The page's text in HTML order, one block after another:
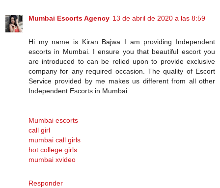
Mumbai Escorts Agency 13 de abril de 2020 a las 8:59
Hi my name is Kiran Bajwa I am providing Independent
escorts in Mumbai. I ensure you that beautiful escort you
are introduced to can be relied upon to provide exclusive
company for any required occasion. The quality of Escort
Service provided by me makes us different from all other
Independent Escorts in Mumbai.
Mumbai escorts
call girl
mumbai call girls
hot college girls
mumbai xvideo
Responder